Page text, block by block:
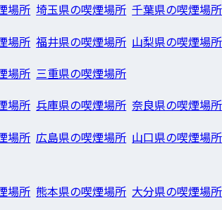
場所 埼玉県の喫煙場所 千葉県の喫煙場所
場所 福井県の喫煙場所 山梨県の喫煙場所
場所 三重県の喫煙場所
場所 兵庫県の喫煙場所 奈良県の喫煙場所
場所 広島県の喫煙場所 山口県の喫煙場所
場所 熊本県の喫煙場所 大分県の喫煙場所